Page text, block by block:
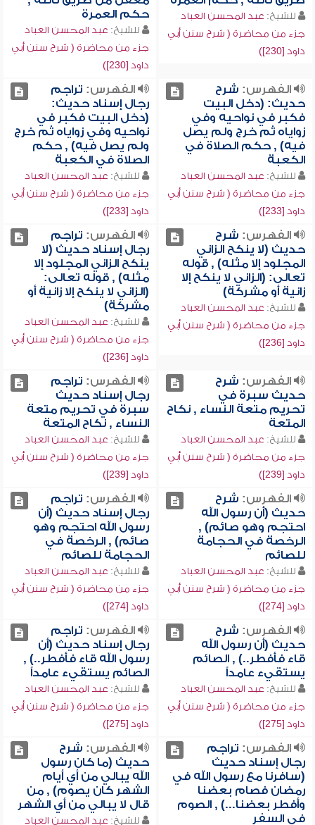
للشيخ: عبد المحسن العباد
جزء من محاضرة ( شرح سنن أبي
داود [230])
حكم العمرة
للشيخ: عبد المحسن العباد
جزء من محاضرة ( شرح سنن أبي
داود [230])
الفهرس: شرح
حديث: (دخل البيت
فكبر في نواحيه وفي
زواياه ثم خرج ولم يصل
فيه) , حكم الصلاة في
الكعبة
للشيخ: عبد المحسن العباد
جزء من محاضرة ( شرح سنن أبي
داود [233])
الفهرس: تراجم
رجال إسناد حديث:
(دخل البيت فكبر في
نواحيه وفي زواياه ثم خرج
ولم يصل فيه) , حكم
الصلاة في الكعبة
للشيخ: عبد المحسن العباد
جزء من محاضرة ( شرح سنن أبي
داود [233])
الفهرس: شرح
حديث (لا ينكح الزاني
المجلود إلا مثله) , قوله
تعالى: (الزاني لا ينكح إلا
زانية أو مشركة)
للشيخ: عبد المحسن العباد
جزء من محاضرة ( شرح سنن أبي
داود [236])
الفهرس: تراجم
رجال إسناد حديث (لا
ينكح الزاني المجلود إلا
مثله) , قوله تعالى:
(الزاني لا ينكح إلا زانية أو
مشركة)
للشيخ: عبد المحسن العباد
جزء من محاضرة ( شرح سنن أبي
داود [236])
الفهرس: شرح
حديث سبرة في
تحريم متعة النساء , نكاح
المتعة
للشيخ: عبد المحسن العباد
جزء من محاضرة ( شرح سنن أبي
داود [239])
الفهرس: تراجم
رجال إسناد حديث
سبرة في تحريم متعة
النساء , نكاح المتعة
للشيخ: عبد المحسن العباد
جزء من محاضرة ( شرح سنن أبي
داود [239])
الفهرس: شرح
حديث (أن رسول الله
احتجم وهو صائم) ,
الرخصة في الحجامة
للصائم
للشيخ: عبد المحسن العباد
جزء من محاضرة ( شرح سنن أبي
داود [274])
الفهرس: تراجم
رجال إسناد حديث (أن
رسول الله احتجم وهو
صائم) , الرخصة في
الحجامة للصائم
للشيخ: عبد المحسن العباد
جزء من محاضرة ( شرح سنن أبي
داود [274])
الفهرس: شرح
حديث (أن رسول الله
قاء فأفطر..) , الصائم
يستقيء عامداً
للشيخ: عبد المحسن العباد
جزء من محاضرة ( شرح سنن أبي
داود [275])
الفهرس: تراجم
رجال إسناد حديث (أن
رسول الله قاء فأفطر..) ,
الصائم يستقيء عامداً
للشيخ: عبد المحسن العباد
جزء من محاضرة ( شرح سنن أبي
داود [275])
الفهرس: تراجم
رجال إسناد حديث
(سافرنا مع رسول الله في
رمضان فصام بعضنا
وأفطر بعضنا...) , الصوم
في السفر
الفهرس: شرح
حديث (ما كان رسول
الله يبالي من أي أيام
الشهر كان يصوم) , من
قال لا يبالي من أي الشهر
للشيخ: عبد المحسن العباد